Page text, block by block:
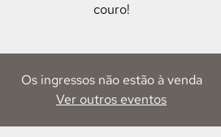
couro!
Os ingressos não estão à venda
Ver outros eventos